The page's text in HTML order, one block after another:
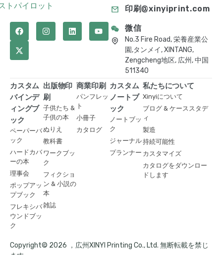
トパイロット 印刷@xinyiprint.com
微信
No.3 Fire Road, 栄養産業公
園,タンメイ, XINTANG,
Zengcheng地区, 広州, 中国
511340
カスタム
バインデ
ィングブ
ック
ペーパーバ
ック
ハードカバ
ーの本
理事会
ポップアッ
プブック
フレキシバ
ウンドブッ
ク
出版物印
刷
子供たち &
子供の本
ぬりえ
教科書
ワークブッ
ク
フィクショ
ン & 小説の
本
雑誌
商業印刷
パンフレッ
ト
小冊子
カタログ
カスタム
ノートブ
ック
ノートブッ
ク
ジャーナル
プランナー
私たちについて
Xinyiについて
ブログ & ケーススタデ
ィ
製造
持続可能性
カスタマイズ
カタログをダウンロー
ドします
Copyright© 2026 ，広州XINYI Printing Co., Ltd. 無断転載を禁じ